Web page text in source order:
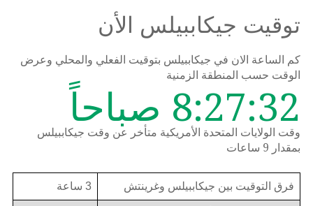
توقيت جيكاببيلس الأن
كم الساعة الان في جيكاببيلس بتوقيت الفعلي والمحلي وعرض
الوقت حسب المنطقة الزمنية
8:27:32 صباحاً
وقت الولايات المتحدة الأمريكية متأخر عن وقت جيكاببيلس
بمقدار 9 ساعات
فرق التوقيت بين جيكاببيلس وغرينتش 3 ساعة